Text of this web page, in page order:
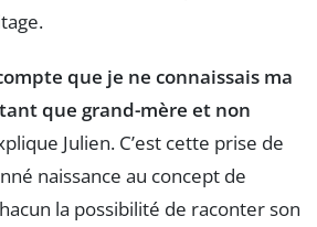
que je ne connaissais ma
que grand-mère et non
Julien. C’est cette prise de
naissance au concept de
la possibilité de raconter son